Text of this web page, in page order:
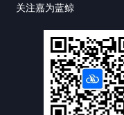
关注嘉为蓝鲸